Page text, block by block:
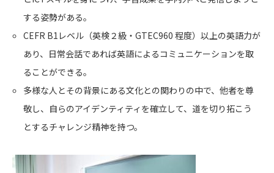
する姿勢がある。
CEFR B1レベル（英検２級・GTEC960 程度）以上の英語力が
あり、日常会話であれば英語によるコミュニケーションを取
ることができる。
多様な人とその背景にある文化との関わりの中で、他者を尊
敬し、自らのアイデンティティを確立して、道を切り拓こう
とするチャレンジ精神を持つ。